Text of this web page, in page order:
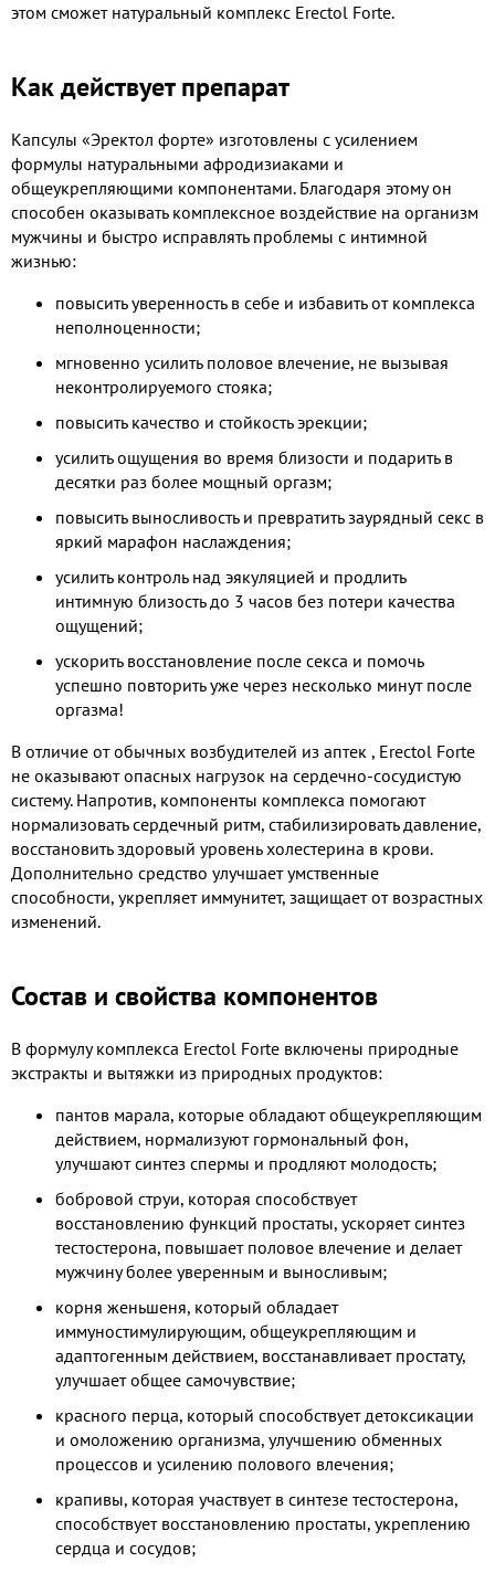
этом сможет натуральный комплекс Erectol Forte.
Как действует препарат
Капсулы «Эректол форте» изготовлены с усилением
формулы натуральными афродизиаками и
общеукрепляющими компонентами. Благодаря этому он
способен оказывать комплексное воздействие на организм
мужчины и быстро исправлять проблемы с интимной
жизнью:
повысить уверенность в себе и избавить от комплекса
неполноценности;
мгновенно усилить половое влечение, не вызывая
неконтролируемого стояка;
повысить качество и стойкость эрекции;
усилить ощущения во время близости и подарить в
десятки раз более мощный оргазм;
повысить выносливость и превратить заурядный секс в
яркий марафон наслаждения;
усилить контроль над эякуляцией и продлить
интимную близость до 3 часов без потери качества
ощущений;
ускорить восстановление после секса и помочь
успешно повторить уже через несколько минут после
оргазма!
В отличие от обычных возбудителей из аптек ​, Erectol Forte
не оказывают опасных нагрузок на сердечно-сосудистую
систему. Напротив, компоненты комплекса помогают
нормализовать сердечный ритм, стабилизировать давление,
восстановить здоровый уровень холестерина в крови.
Дополнительно средство улучшает умственные
способности, укрепляет иммунитет, защищает от возрастных
изменений.
Состав и свойства компонентов
В формулу комплекса Erectol Forte включены природные
экстракты и вытяжки из природных продуктов:
пантов марала, которые обладают общеукрепляющим
действием, нормализуют гормональный фон,
улучшают синтез спермы и продляют молодость;
бобровой струи, которая способствует
восстановлению функций простаты, ускоряет синтез
тестостерона, повышает половое влечение и делает
мужчину более уверенным и выносливым;
корня женьшеня, который обладает
иммуностимулирующим, общеукрепляющим и
адаптогенным действием, восстанавливает простату,
улучшает общее самочувствие;
красного перца, который способствует детоксикации
и омоложению организма, улучшению обменных
процессов и усилению полового влечения;
крапивы, которая участвует в синтезе тестостерона,
способствует восстановлению простаты, укреплению
сердца и сосудов;